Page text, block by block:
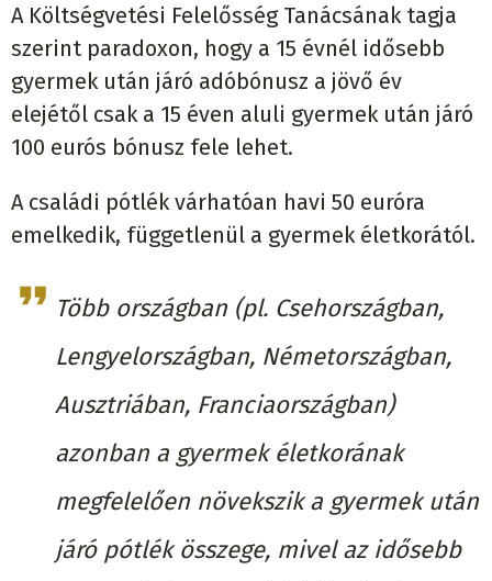
A Költségvetési Felelősség Tanácsának tagja
szerint paradoxon, hogy a 15 évnél idősebb
gyermek után járó adóbónusz a jövő év
elejétől csak a 15 éven aluli gyermek után járó
100 eurós bónusz fele lehet.
A családi pótlék várhatóan havi 50 euróra
emelkedik, függetlenül a gyermek életkorától.
Több országban (pl. Csehországban,
Lengyelországban, Németországban,
Ausztriában, Franciaországban)
azonban a gyermek életkorának
megfelelően növekszik a gyermek után
járó pótlék összege, mivel az idősebb